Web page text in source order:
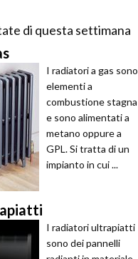
di questa settimana
I radiatori a gas sono
elementi a
combustione stagna
e sono alimentati a
metano oppure a
GPL. Si tratta di un
impianto in cui ...
I radiatori ultrapiatti
sono dei pannelli